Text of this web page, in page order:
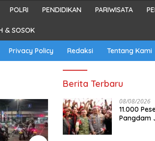
POLRI PENDIDIKAN PARIWISATA
& SOSOK
Privacy Policy Redaksi Tentang Kami
Berita Terbaru
08/08/2026
11.000
Pangdam